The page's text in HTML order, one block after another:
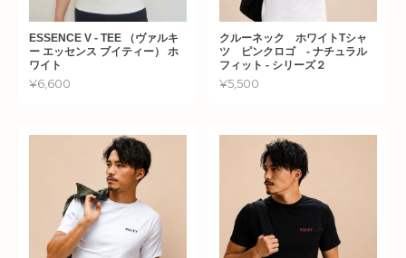
ESSENCE V - TEE （ヴァルキ
ー エッセンス ブイティー） ホ
ワイト
¥6,600
クルーネック ホワイトTシャ
ツ ピンクロゴ - ナチュラル
フィット - シリーズ２
¥5,500